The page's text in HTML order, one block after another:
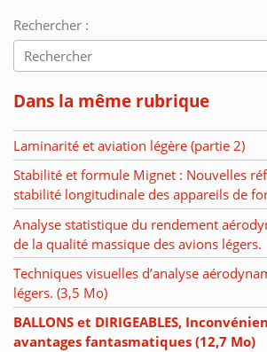
Rechercher :
Dans la même rubrique
Laminarité et aviation légère (partie 2)
Stabilité et formule Mignet : Nouvelles
stabilité longitudinale des appareils de
Analyse statistique du rendement
de la qualité massique des avions légers.
Techniques visuelles d’analyse
légers. (3,5 Mo)
BALLONS et DIRIGEABLES,
avantages fantasmatiques (12,7 Mo)